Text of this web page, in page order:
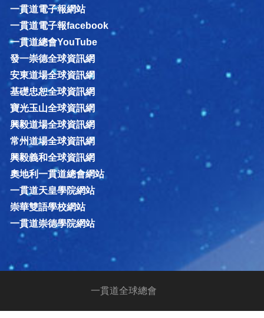
一貫道電子報網站
一貫道電子報facebook
一貫道總會YouTube
發一崇德全球資訊網
安東道場全球資訊網
基礎忠恕全球資訊網
寶光玉山全球資訊網
興毅道場全球資訊網
常州道場全球資訊網
興毅義和全球資訊網
奧地利一貫道總會網站
一貫道天皇學院網站
崇華雙語學校網站
一貫道崇德學院網站
一貫道全球總會